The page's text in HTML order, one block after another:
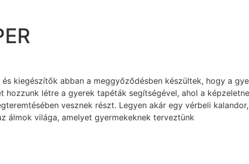
kiegészítők abban a meggyőződésben készültek, hogy a
hozzunk létre a gyerek tapéták segítségével, ahol a
vesznek részt. Legyen akár egy vérbeli
álmok világa, amelyet gyermekeknek terveztünk